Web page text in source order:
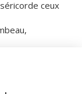
ceux